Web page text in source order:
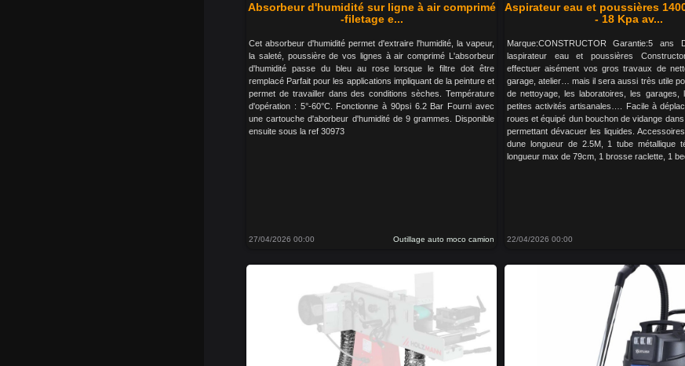
Absorbeur d'humidité sur ligne à air comprimé
-filetage e...
Cet absorbeur d'humidité permet d'extraire l'humidité, la vapeur,
la saleté, poussière de vos lignes à air comprimé L'absorbeur
d'humidité passe du bleu au rose lorsque le filtre doit être
remplacé Parfait pour les applications impliquant de la peinture et
permet de travailler dans des conditions sèches. Température
d'opération : 5°-60°C. Fonctionne à 90psi 6.2 Bar Fourni avec
une cartouche d'aborbeur d'humidité de 9 grammes. Disponible
ensuite sous la ref 30973
27/04/2026 00:00 Outillage auto moco camion
Aspirateur eau et poussières
- 18 Kpa av...
Marque:CONSTRUCTOR Garantie:5 ans
laspirateur eau et poussières
effectuer aisément vos gros travaux de
garage, atelier… mais il sera aussi très utile
de nettoyage, les laboratoires, les garages,
petites activités artisanales…. Facile à
roues et équipé dun bouchon de vidange
permettant dévacuer les liquides.
dune longueur de 2.5M, 1 tube métallique
longueur max de 79cm, 1 brosse raclette, 1
22/04/2026 00:00